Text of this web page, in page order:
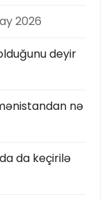
2026
deyir
nə
da keçirilə